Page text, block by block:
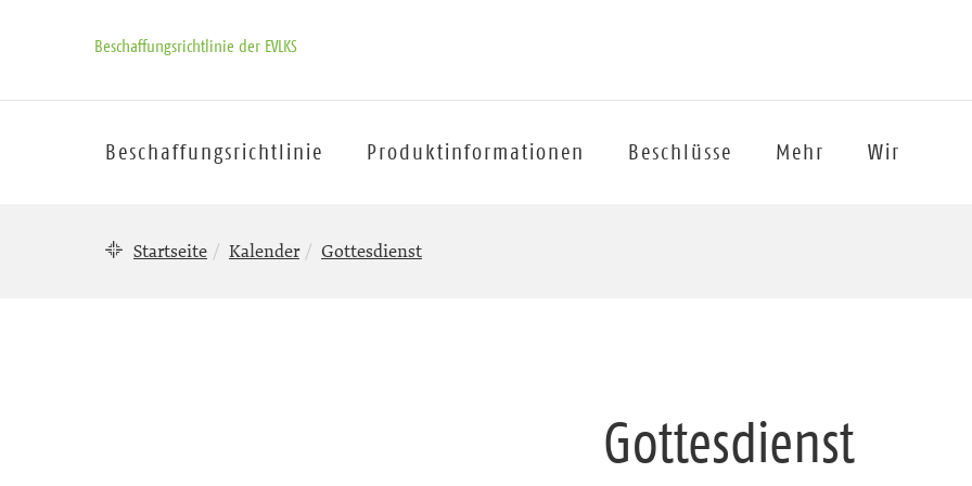
Beschaffungsrichtlinie der EVLKS
Beschaffungsrichtlinie Produktinformationen Beschlüsse Mehr Wir
Startseite Kalender Gottesdienst
Gottesdienst